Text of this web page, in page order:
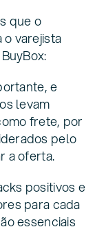
que o
o varejista
e
levam
frete, por
pelo
a oferta.
positivos e
para cada
essenciais